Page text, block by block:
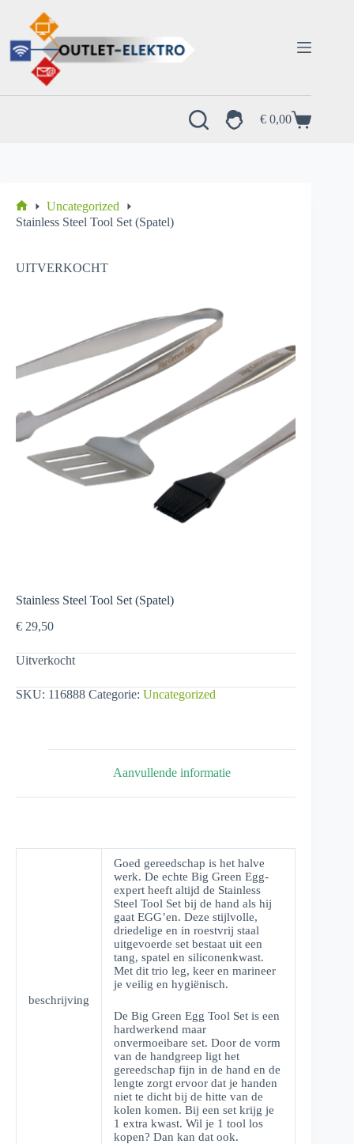
inhoud
Winkelwagen
€ 0,00
Home
Uncategorized
Stainless Steel Tool Set (Spatel)
UITVERKOCHT
Stainless Steel Tool Set (Spatel)
€ 29,50
Uitverkocht
SKU: 116888 Categorie: Uncategorized
Aanvullende informatie
beschrijving
Goed gereedschap is het halve
werk. De echte Big Green Egg-
expert heeft altijd de Stainless
Steel Tool Set bij de hand als hij
gaat EGG’en. Deze stijlvolle,
driedelige en in roestvrij staal
uitgevoerde set bestaat uit een
tang, spatel en siliconenkwast.
Met dit trio leg, keer en marineer
je veilig en hygiënisch.
De Big Green Egg Tool Set is een
hardwerkend maar
onvermoeibare set. Door de vorm
van de handgreep ligt het
gereedschap fijn in de hand en de
lengte zorgt ervoor dat je handen
niet te dicht bij de hitte van de
kolen komen. Bij een set krijg je
1 extra kwast. Wil je 1 tool los
kopen? Dan kan dat ook.